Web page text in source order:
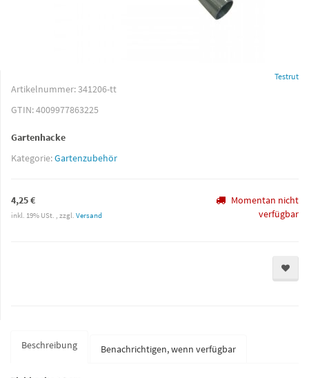
Testrut
Artikelnummer:341206-tt
GTIN:4009977863225
Gartenhacke
Kategorie:Gartenzubehör
4,25 €
inkl. 19% USt. , zzgl. Versand
Momentan nicht
verfügbar
Beschreibung Benachrichtigen, wenn verfügbar